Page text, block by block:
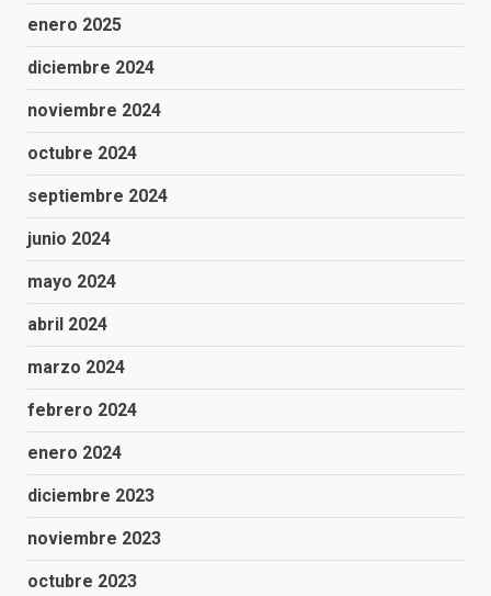
enero 2025
diciembre 2024
noviembre 2024
octubre 2024
septiembre 2024
junio 2024
mayo 2024
abril 2024
marzo 2024
febrero 2024
enero 2024
diciembre 2023
noviembre 2023
octubre 2023